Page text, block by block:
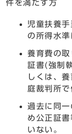
件を満たす方
児童扶養
の所得水準
養育費の
証書(強制
しくは、
庭裁判所で
過去に同
め公正証
いない。